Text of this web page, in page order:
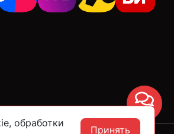
обработки
Принять